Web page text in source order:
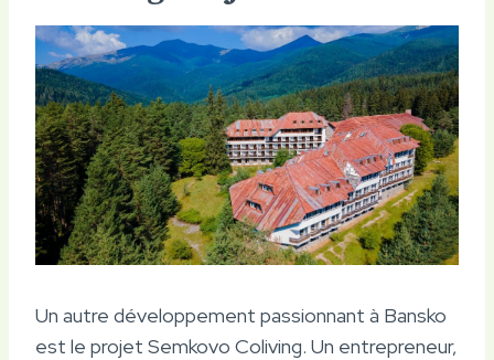
Un autre développement passionnant à Bansko
est le projet Semkovo Coliving. Un entrepreneur,